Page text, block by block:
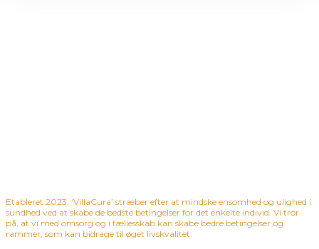
Etableret 2023. ‘VillaCura’ stræber efter at mindske ensomhed og ulighed i
sundhed ved at skabe de bedste betingelser for det enkelte individ. Vi tror
på, at vi med omsorg og i fællesskab kan skabe bedre betingelser og
rammer, som kan bidrage til øget livskvalitet.